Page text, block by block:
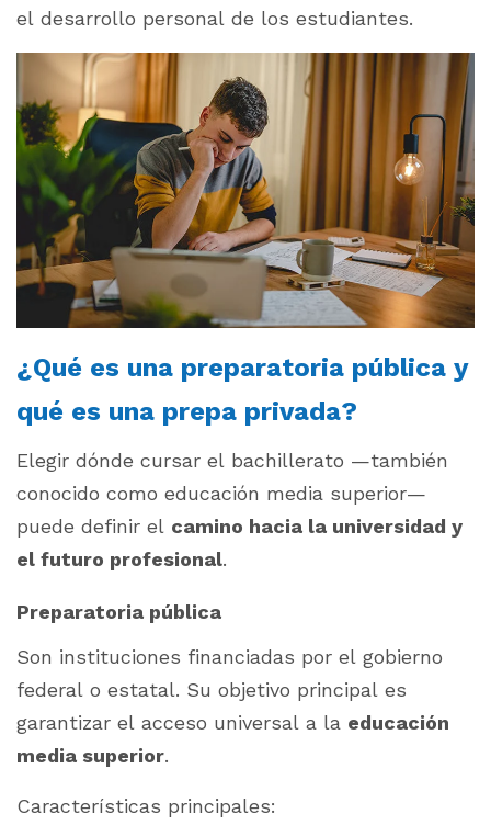
el desarrollo personal de los estudiantes.
¿Qué es una preparatoria pública y
qué es una prepa privada?
Elegir dónde cursar el bachillerato —también
conocido como educación media superior—
puede definir el camino hacia la universidad y
el futuro profesional.
Preparatoria pública
Son instituciones financiadas por el gobierno
federal o estatal. Su objetivo principal es
garantizar el acceso universal a la educación
media superior.
Características principales: